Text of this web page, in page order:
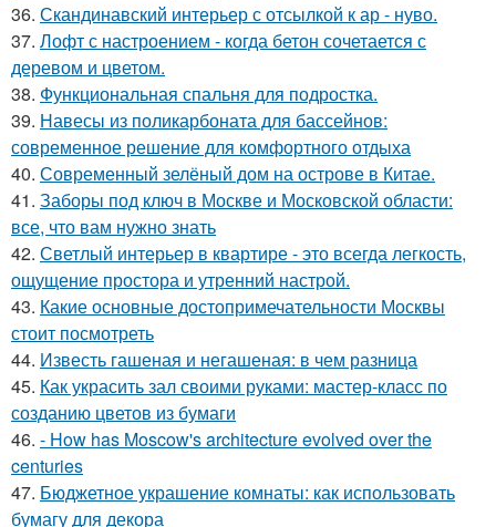
36. Скандинавский интерьер с отсылкой к ар - нуво.
37. Лофт с настроением - когда бетон сочетается с
деревом и цветом.
38. Функциональная спальня для подростка.
39. Навесы из поликарбоната для бассейнов:
современное решение для комфортного отдыха
40. Современный зелёный дом на острове в Китае.
41. Заборы под ключ в Москве и Московской области:
все, что вам нужно знать
42. Светлый интерьер в квартире - это всегда легкость,
ощущение простора и утренний настрой.
43. Какие основные достопримечательности Москвы
стоит посмотреть
44. Известь гашеная и негашеная: в чем разница
45. Как украсить зал своими руками: мастер-класс по
созданию цветов из бумаги
46. - How has Moscow's architecture evolved over the
centuries
47. Бюджетное украшение комнаты: как использовать
бумагу для декора